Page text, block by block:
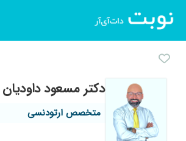
دکتر مسعود داودیان
متخصص ارتودنسی